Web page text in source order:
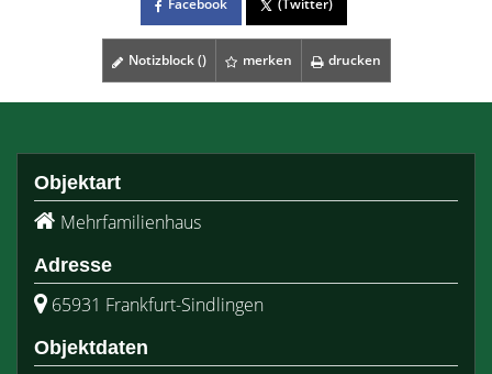
Facebook (Twitter)
Notizblock () merken drucken
Objektart
Mehrfamilienhaus
Adresse
65931 Frankfurt-Sindlingen
Objektdaten